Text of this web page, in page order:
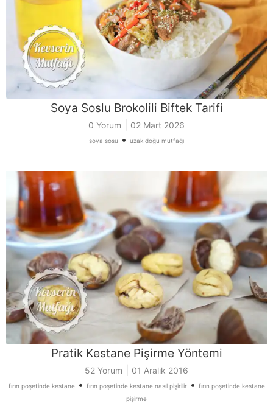
Soya Soslu Brokolili Biftek Tarifi
0 Yorum 02 Mart 2026
soya sosu • uzak doğu mutfağı
Pratik Kestane Pişirme Yöntemi
52 Yorum 01 Aralık 2016
fırın poşetinde kestane• fırın poşetinde kestane nasıl pişirilir• fırın poşetinde kestane
pişirme